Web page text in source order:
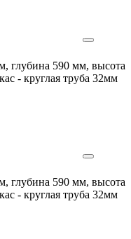
глубина 590 мм, высота
- круглая труба 32мм
глубина 590 мм, высота
- круглая труба 32мм